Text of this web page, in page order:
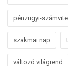
pénzügyi-
szakmai nap
változó világrend